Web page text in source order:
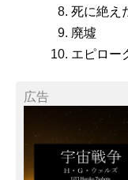
死に絶え
廃墟
エピロー
広告